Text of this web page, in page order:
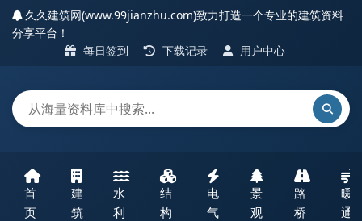
久久建筑网(www.99jianzhu.com)致力打造一个专业的建筑资料
分享平台！
每日签到
下载记录 用户中心
首
页
建
筑
水
利
结
构
电
气
景
观
路
桥
暖
通